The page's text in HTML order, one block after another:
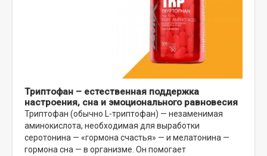
Триптофан – естественная поддержка
настроения, сна и эмоционального равновесия
Триптофан (обычно L-триптофан) — незаменимая
аминокислота, необходимая для выработки
серотонина — «гормона счастья» — и мелатонина —
гормона сна — в организме. Он помогает